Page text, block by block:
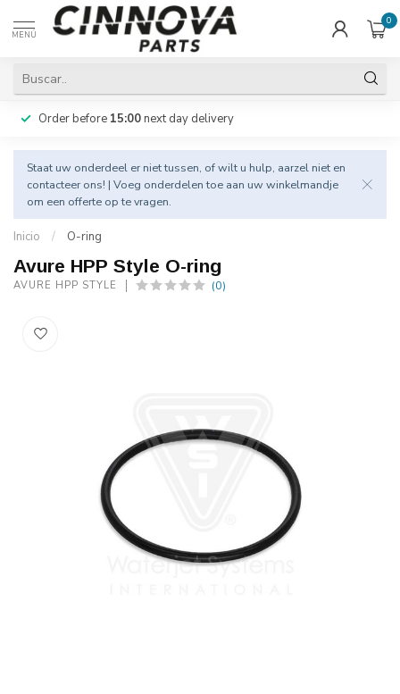
MENÚ
0
Order before 15:00next day delivery
Staat uw onderdeel er niet tussen, of wilt u hulp, aarzel niet en
contacteer ons! | Voeg onderdelen toe aan uw winkelmandje
om een offerte op te vragen.
Inicio / O-ring
Avure HPP Style O-ring
AVURE HPP STYLE (0)